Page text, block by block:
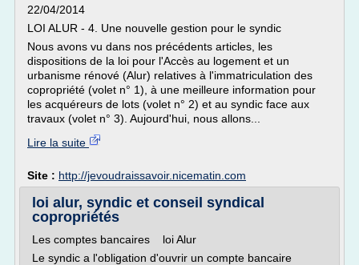
22/04/2014
LOI ALUR - 4. Une nouvelle gestion pour le syndic
Nous avons vu dans nos précédents articles, les
dispositions de la loi pour l'Accès au logement et un
urbanisme rénové (Alur) relatives à l'immatriculation des
copropriété (volet n° 1), à une meilleure information pour
les acquéreurs de lots (volet n° 2) et au syndic face aux
travaux (volet n° 3). Aujourd'hui, nous allons...
Lire la suite
Site : http://jevoudraissavoir.nicematin.com
loi alur, syndic et conseil syndical
copropriétés
Les comptes bancaires loi Alur
Le syndic a l'obligation d'ouvrir un compte bancaire